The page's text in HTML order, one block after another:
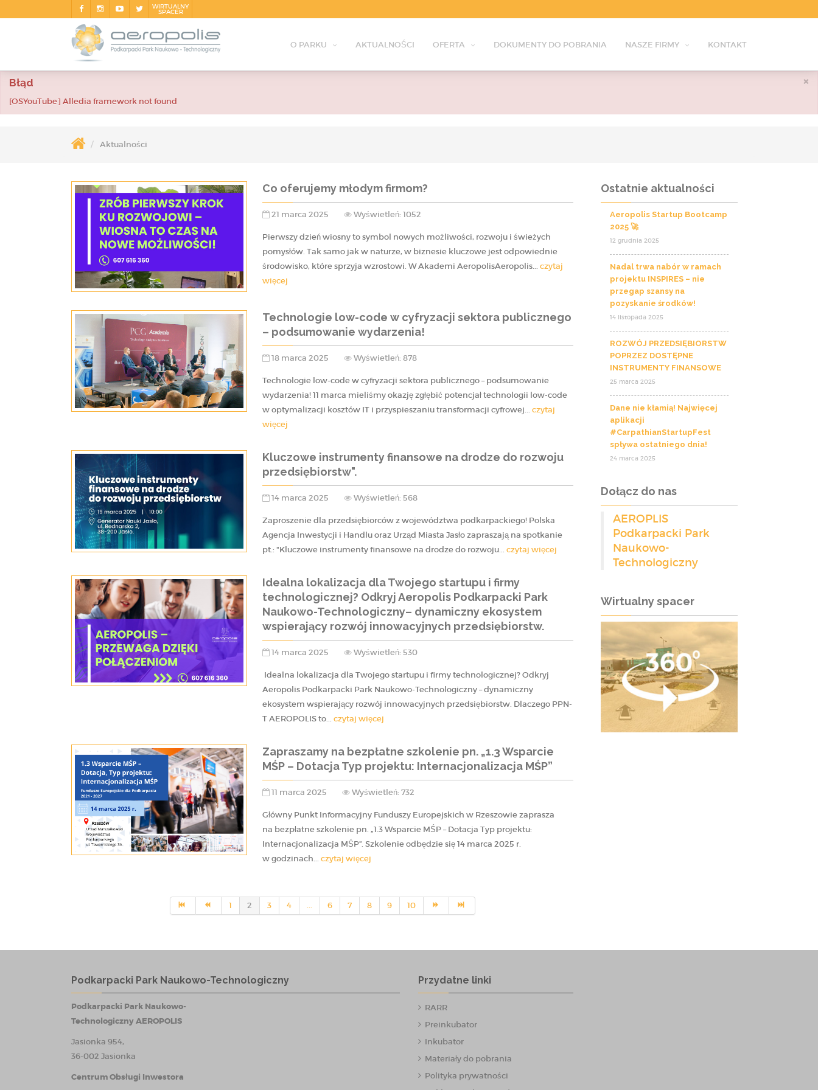
WIRTUALNY
SPACER
O PARKU AKTUALNOŚCI OFERTA DOKUMENTY DO POBRANIA NASZE FIRMY KONTAKT
×
Błąd
[OSYouTube] Alledia framework not found
Aktualności
Co oferujemy młodym firmom?
21 marca 2025 Wyświetleń: 1052
Pierwszy dzień wiosny to symbol nowych możliwości, rozwoju i świeżych
pomysłów. Tak samo jak w naturze, w biznesie kluczowe jest odpowiednie
środowisko, które sprzyja wzrostowi. W Akademi AeropolisAeropolis... czytaj
więcej
Technologie low-code w cyfryzacji sektora publicznego
– podsumowanie wydarzenia!
18 marca 2025 Wyświetleń: 878
Technologie low-code w cyfryzacji sektora publicznego – podsumowanie
wydarzenia! 11 marca mieliśmy okazję zgłębić potencjał technologii low-code
w optymalizacji kosztów IT i przyspieszaniu transformacji cyfrowej... czytaj
więcej
Kluczowe instrumenty finansowe na drodze do rozwoju
przedsiębiorstw".
14 marca 2025 Wyświetleń: 568
Zaproszenie dla przedsiębiorców z województwa podkarpackiego! Polska
Agencja Inwestycji i Handlu oraz Urząd Miasta Jasło zapraszają na spotkanie
pt.: "Kluczowe instrumenty finansowe na drodze do rozwoju... czytaj więcej
Idealna lokalizacja dla Twojego startupu i firmy
technologicznej? Odkryj Aeropolis Podkarpacki Park
Naukowo-Technologiczny– dynamiczny ekosystem
wspierający rozwój innowacyjnych przedsiębiorstw.
14 marca 2025 Wyświetleń: 530
Idealna lokalizacja dla Twojego startupu i firmy technologicznej? Odkryj
Aeropolis Podkarpacki Park Naukowo-Technologiczny – dynamiczny
ekosystem wspierający rozwój innowacyjnych przedsiębiorstw. Dlaczego PPN-
T AEROPOLIS to... czytaj więcej
Zapraszamy na bezpłatne szkolenie pn. „1.3 Wsparcie
MŚP – Dotacja Typ projektu: Internacjonalizacja MŚP”
11 marca 2025 Wyświetleń: 732
Główny Punkt Informacyjny Funduszy Europejskich w Rzeszowie zaprasza
na bezpłatne szkolenie pn. „1.3 Wsparcie MŚP – Dotacja Typ projektu:
Internacjonalizacja MŚP”. Szkolenie odbędzie się 14 marca 2025 r.
w godzinach... czytaj więcej
1 2 3 4 ... 6 7 8 9 10
Ostatnie aktualności
Aeropolis Startup Bootcamp
2025 🚀
12 grudnia 2025
Nadal trwa nabór w ramach
projektu INSPIRES – nie
przegap szansy na
pozyskanie środków!
14 listopada 2025
ROZWÓJ PRZEDSIĘBIORSTW
POPRZEZ DOSTĘPNE
INSTRUMENTY FINANSOWE
25 marca 2025
Dane nie kłamią! Najwięcej
aplikacji
#CarpathianStartupFest
spływa ostatniego dnia!
24 marca 2025
Dołącz do nas
AEROPLIS
Podkarpacki Park
Naukowo-
Technologiczny
Wirtualny spacer
Podkarpacki Park Naukowo-Technologiczny
Podkarpacki Park Naukowo-
Technologiczny AEROPOLIS
Jasionka 954,
36-002 Jasionka
Centrum Obsługi Inwestora
Przydatne linki
RARR
Preinkubator
Inkubator
Materiały do pobrania
Polityka prywatności